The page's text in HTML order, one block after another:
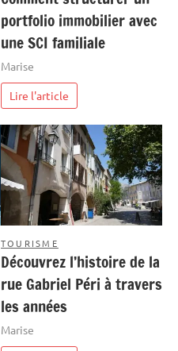
portfolio immobilier avec
une SCI familiale
Marise
Lire l'article
TOURISME
Découvrez l’histoire de la
rue Gabriel Péri à travers
les années
Marise